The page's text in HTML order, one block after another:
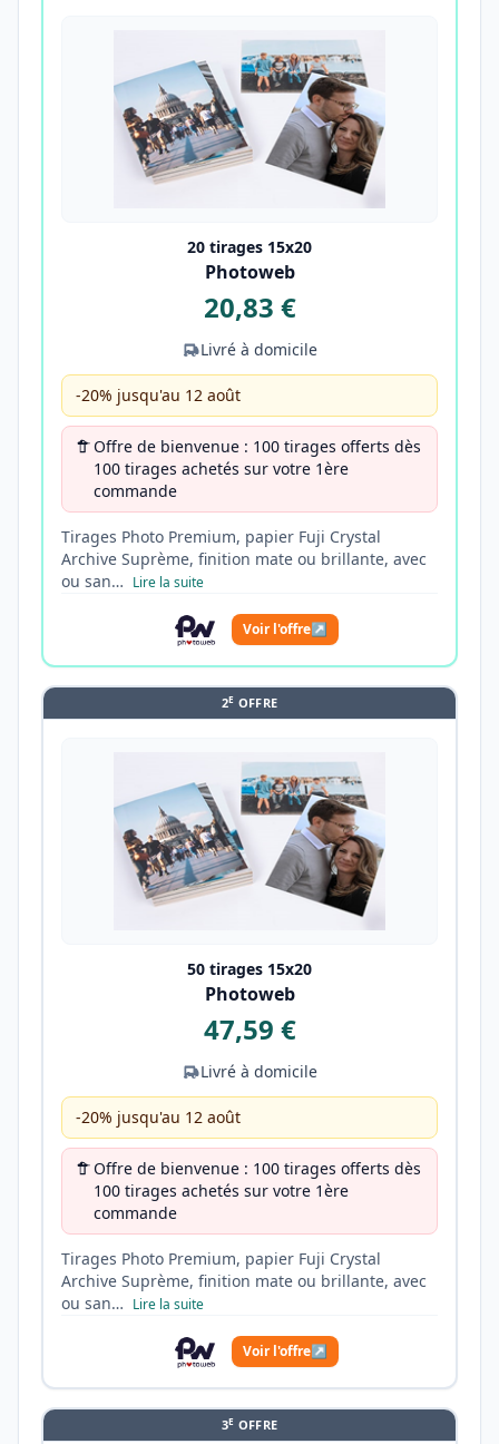
20 tirages 15x20
Photoweb
20,83 €
Livré à domicile
-20% jusqu'au 12 août
Offre de bienvenue : 100 tirages offerts dès
100 tirages achetés sur votre 1ère
commande
Tirages Photo Premium, papier Fuji Crystal
Archive Suprème, finition mate ou brillante, avec
ou san… Lire la suite
Voir l'offre↗
2E OFFRE
50 tirages 15x20
Photoweb
47,59 €
Livré à domicile
-20% jusqu'au 12 août
Offre de bienvenue : 100 tirages offerts dès
100 tirages achetés sur votre 1ère
commande
Tirages Photo Premium, papier Fuji Crystal
Archive Suprème, finition mate ou brillante, avec
ou san… Lire la suite
Voir l'offre↗
3E OFFRE